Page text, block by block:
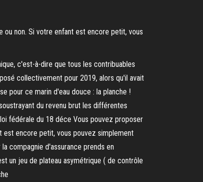
non. Si votre enfant est encore petit, vous
c'est-à-dire que tous les contribuables
collectivement pour 2019, alors qu'il avait
pour ce marin d'eau douce : la planche !
du revenu brut les différentes
fédérale du 18 déce Vous pouvez proposer
est encore petit, vous pouvez simplement
compagnie d'assurance prends en
un jeu de plateau asymétrique ( de contrôle